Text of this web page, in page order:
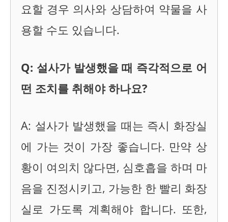
요할 경우 의사와 상담하여 약물을 사
용할 수도 있습니다.
Q: 설사가 발생했을 때 즉각적으로 어
떤 조치를 취해야 하나요?
A: 설사가 발생했을 때는 즉시 화장실
에 가는 것이 가장 좋습니다. 만약 상
황이 여의치 않다면, 심호흡을 하며 마
음을 진정시키고, 가능한 한 빨리 화장
실로 가도록 계획해야 합니다. 또한,